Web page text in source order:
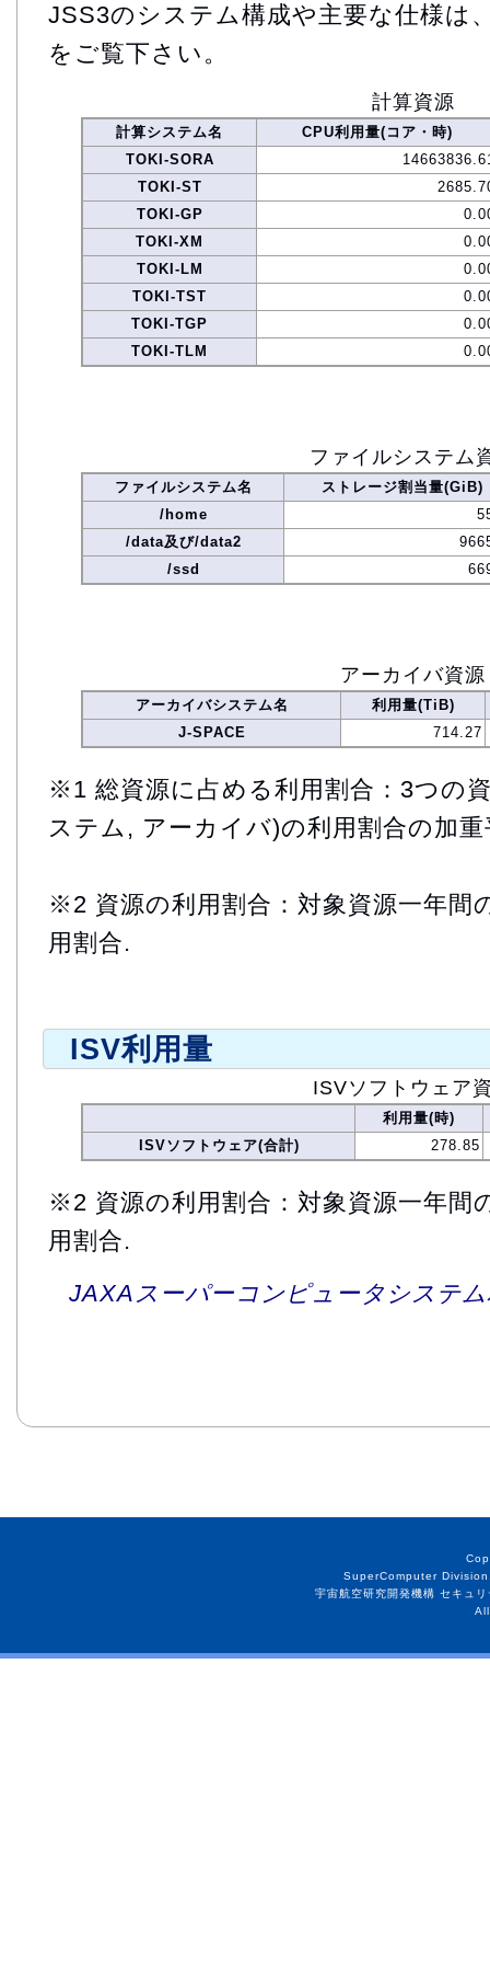
JSS3のシステム構成や主要な仕様は
をご覧下さい。
計算資源
計算システム名
CPU利用量(コア・時)
TOKI-SORA
TOKI-ST
TOKI-GP
TOKI-XM
TOKI-LM
TOKI-TST
TOKI-TGP
TOKI-TLM
ファイルシステム
ファイルシステム名
ストレージ割当量(GiB)
/home
/data及び/data2
/ssd
アーカイバ資源
アーカイバシステム名
利用量(TiB)
J-SPACE
714.27
※1 総資源に占める利用割合：3つの
ステム, アーカイバ)の利用割合の加重
※2 資源の利用割合：対象資源一年間
用割合.
ISV利用量
ISVソフトウェア
利用量(時)
ISVソフトウェア(合計)
278.85
※2 資源の利用割合：対象資源一年間
用割合.
JAXAスーパーコンピュータシステ
SuperComputer
宇宙航空研究開発機構 セキュ